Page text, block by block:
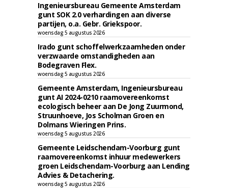
Ingenieursbureau Gemeente Amsterdam
gunt SOK 2.0 verhardingen aan diverse
partijen, o.a. Gebr. Griekspoor.
woensdag 5 augustus 2026
Irado gunt schoffelwerkzaamheden onder
verzwaarde omstandigheden aan
Bodegraven Flex.
woensdag 5 augustus 2026
Gemeente Amsterdam, Ingenieursbureau
gunt AI 2024-0210 raamovereenkomst
ecologisch beheer aan De Jong Zuurmond,
Struunhoeve, Jos Scholman Groen en
Dolmans Wieringen Prins.
woensdag 5 augustus 2026
Gemeente Leidschendam-Voorburg gunt
raamovereenkomst inhuur medewerkers
groen Leidschendam-Voorburg aan Lending
Advies & Detachering.
woensdag 5 augustus 2026